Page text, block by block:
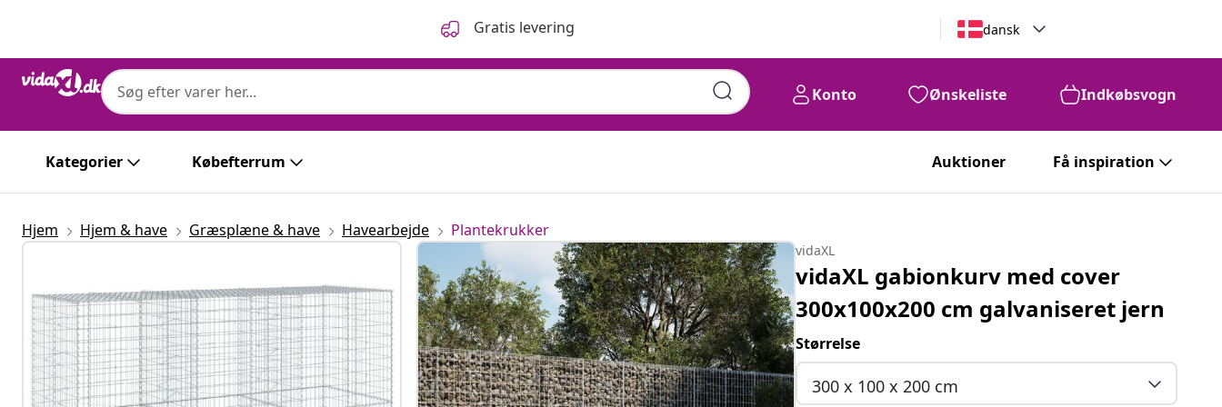
Gratis levering dansk
Konto Ønskeliste Indkøbsvogn
Kategorier Købefterrum Auktioner Få inspiration
Hjem Hjem & have Græsplæne & have Havearbejde Plantekrukker
vidaXL
vidaXL gabionkurv med cover
300x100x200 cm galvaniseret jern
Størrelse
300 x 100 x 200 cm